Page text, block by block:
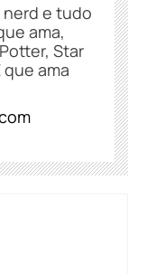
nerd e tudo
ama,
Star
que ama